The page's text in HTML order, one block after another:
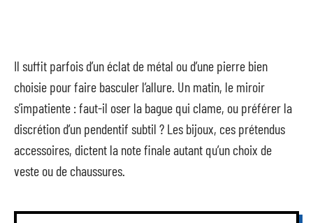
Il suffit parfois d’un éclat de métal ou d’une pierre bien
choisie pour faire basculer l’allure. Un matin, le miroir
s’impatiente : faut-il oser la bague qui clame, ou préférer la
discrétion d’un pendentif subtil ? Les bijoux, ces prétendus
accessoires, dictent la note finale autant qu’un choix de
veste ou de chaussures.